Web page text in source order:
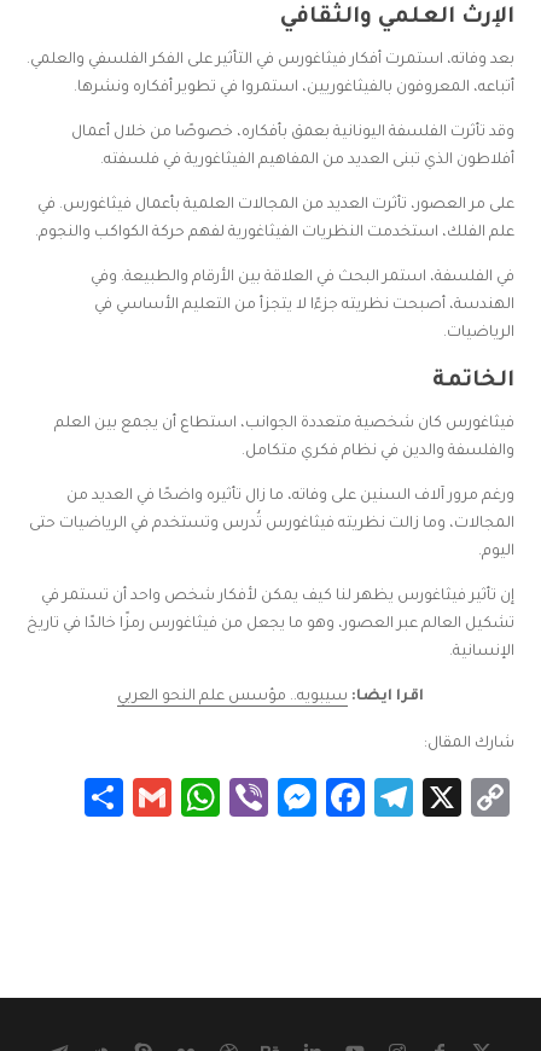
الإرث العلمي والثقافي
بعد وفاته، استمرت أفكار فيثاغورس في التأثير على الفكر الفلسفي والعلمي.
أتباعه، المعروفون بالفيثاغوريين، استمروا في تطوير أفكاره ونشرها.
وقد تأثرت الفلسفة اليونانية بعمق بأفكاره، خصوصًا من خلال أعمال
أفلاطون الذي تبنى العديد من المفاهيم الفيثاغورية في فلسفته.
على مر العصور، تأثرت العديد من المجالات العلمية بأعمال فيثاغورس. في
علم الفلك، استخدمت النظريات الفيثاغورية لفهم حركة الكواكب والنجوم.
في الفلسفة، استمر البحث في العلاقة بين الأرقام والطبيعة. وفي
الهندسة، أصبحت نظريته جزءًا لا يتجزأ من التعليم الأساسي في
الرياضيات.
الخاتمة
فيثاغورس كان شخصية متعددة الجوانب، استطاع أن يجمع بين العلم
والفلسفة والدين في نظام فكري متكامل.
ورغم مرور آلاف السنين على وفاته، ما زال تأثيره واضحًا في العديد من
المجالات، وما زالت نظريته فيثاغورس تُدرس وتستخدم في الرياضيات حتى
اليوم.
إن تأثير فيثاغورس يظهر لنا كيف يمكن لأفكار شخص واحد أن تستمر في
تشكيل العالم عبر العصور، وهو ما يجعل من فيثاغورس رمزًا خالدًا في تاريخ
الإنسانية.
اقرا ايضا: سيبويه.. مؤسس علم النحو العربي
شارك المقال:
Copy
X
Telegram
Facebook
Messenger
Viber
WhatsApp
Gmail